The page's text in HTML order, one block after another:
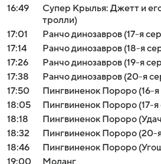
16:49
Супер Крылья: Джетт и
тролли)
17:01
Ранчо динозавров (17-я
17:14
Ранчо динозавров (18-я
17:26
Ранчо динозавров (19-я
17:38
Ранчо динозавров (20-я
17:50
Пингвиненок Пороро (16-я
18:05
Пингвиненок Пороро (17-я
18:18
Пингвиненок Пороро
18:32
Пингвиненок Пороро (20-
18:46
Пингвиненок Пороро
19:00
Моланг